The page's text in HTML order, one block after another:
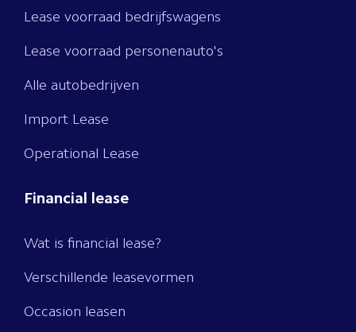
Lease voorraad bedrijfswagens
Lease voorraad personenauto's
Alle autobedrijven
Import Lease
Operational Lease
Financial lease
Wat is financial lease?
Verschillende leasevormen
Occasion leasen